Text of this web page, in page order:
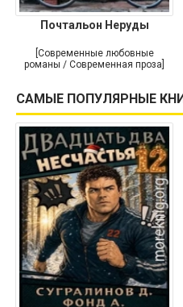
Почтальон Неруды
[Современные любовные
романы / Современная проза]
САМЫЕ ПОПУЛЯРНЫЕ